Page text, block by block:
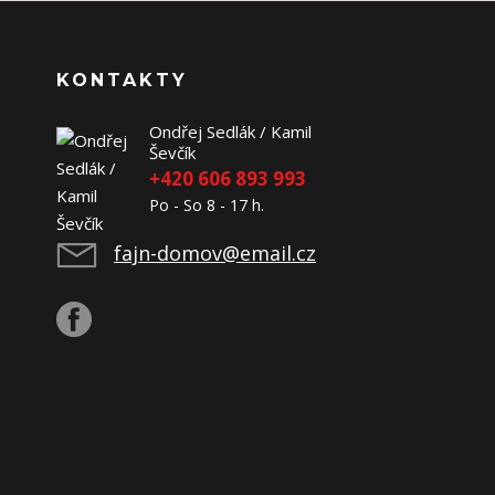
KONTAKTY
Ondřej Sedlák / Kamil
Ševčík
+420 606 893 993
Po - So 8 - 17 h.
fajn-domov@email.cz